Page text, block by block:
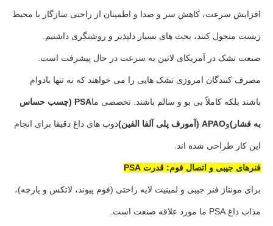
افزایش سرعت، کاهش سر و صدا و اطمینان از راحتی سازگار با محیط
زیست متحول کنند، بحث های بسیار دلپذیر و روشنگری داشتیم.
صنعت تشک در آمریکای لاتین به سرعت در حال پیشرفت است.
مصرف کنندگان امروزی تشک هایی را می خواهند که نه تنها بادوام
باشند بلکه کاملاً بی بو و سالم باشند. تخصصی ما PSA (چسب حساس
به فشار)وAPAO (آمورف پلی آلفا الفین) ذوب های داغ دقیقا برای انجام
این کار طراحی شده اند.
فنرهای جیبی و اتصال فوم: قدرت PSA
برای مونتاژ فنر جیبی و لمینیت لایه راحتی (فوم پیوند، لاتکس و پارچه)،
مذاب داغ PSA ما مورد علاقه صنعت است.